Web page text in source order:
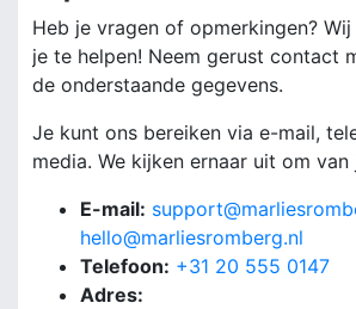
Heb je vragen of opmerkingen?
je te helpen! Neem gerust contact
de onderstaande gegevens.
Je kunt ons bereiken via e-mail,
media. We kijken ernaar uit om van
E-mail:
hello@marliesromberg.nl
Telefoon: +31 20 555 0147
Adres: